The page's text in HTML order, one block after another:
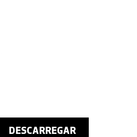
DESCARREGAR